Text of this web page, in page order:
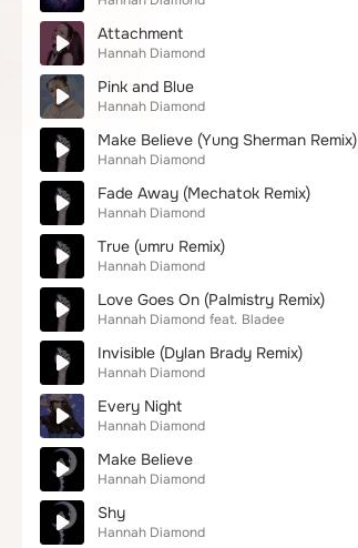
Attachment
Hannah Diamond
Pink and Blue
Hannah Diamond
Make Believe (Yung Sherman Remix)
Hannah Diamond
Fade Away (Mechatok Remix)
Hannah Diamond
True (umru Remix)
Hannah Diamond
Love Goes On (Palmistry Remix)
Hannah Diamond feat. Bladee
Invisible (Dylan Brady Remix)
Hannah Diamond
Every Night
Hannah Diamond
Make Believe
Hannah Diamond
Shy
Hannah Diamond